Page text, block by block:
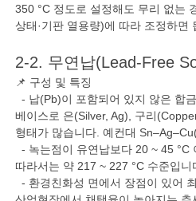
350 °C 정도로 설정해도 무리 없는
상태·기판 열용량)에 따라 조정하면
2-2. 무연납(Lead-Free
📌 구성 및 특징
- 납(Pb)이 포함되어 있지 않은 합
베이스로 은(Silver, Ag), 구리
형태가 많습니다. 예컨대
- 녹는점이 유연납보다 20 ~ 45 °C
따라서는 약 217 ~ 227 °C 수준입니
- 환경친화성 면에서 장점이 있어